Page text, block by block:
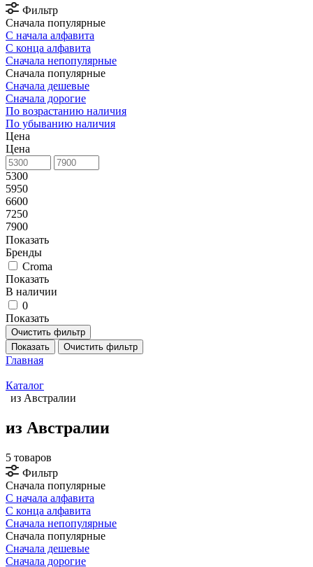
Фильтр
Сначала популярные
С начала алфавита
С конца алфавита
Сначала непопулярные
Сначала популярные
Сначала дешевые
Сначала дорогие
По возрастанию наличия
По убыванию наличия
Цена
Цена
5300
5950
6600
7250
7900
Показать
Бренды
Croma
Показать
В наличии
0
Показать
Очистить фильтр
Показать
Очистить фильтр
Главная
Каталог
из Австралии
из Австралии
5 товаров
Фильтр
Сначала популярные
С начала алфавита
С конца алфавита
Сначала непопулярные
Сначала популярные
Сначала дешевые
Сначала дорогие